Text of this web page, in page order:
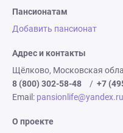
Пансионатам
Добавить пансионат
Адрес и контакты
Щёлково, Московская
8 (800) 302-58-48
/ +7
Email: pansionlife@yandex.ru
О проекте